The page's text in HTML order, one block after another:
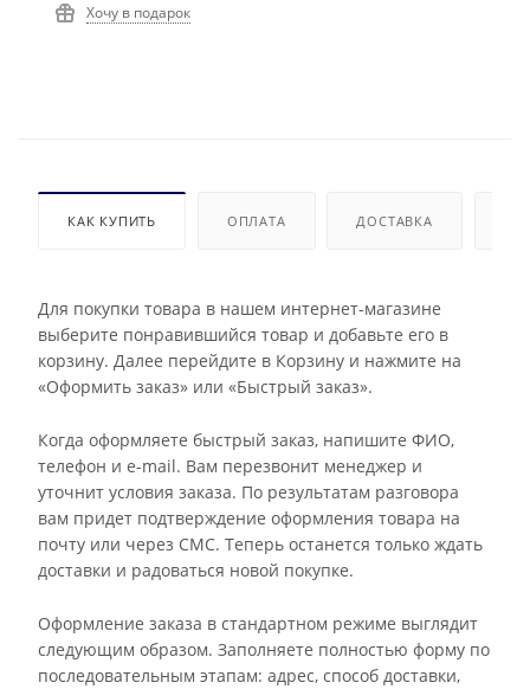
Хочу в подарок
КАК КУПИТЬ ОПЛАТА ДОСТАВКА
Для покупки товара в нашем интернет-магазине
выберите понравившийся товар и добавьте его в
корзину. Далее перейдите в Корзину и нажмите на
«Оформить заказ» или «Быстрый заказ».
Когда оформляете быстрый заказ, напишите ФИО,
телефон и e-mail. Вам перезвонит менеджер и
уточнит условия заказа. По результатам разговора
вам придет подтверждение оформления товара на
почту или через СМС. Теперь останется только ждать
доставки и радоваться новой покупке.
Оформление заказа в стандартном режиме выглядит
следующим образом. Заполняете полностью форму по
последовательным этапам: адрес, способ доставки,